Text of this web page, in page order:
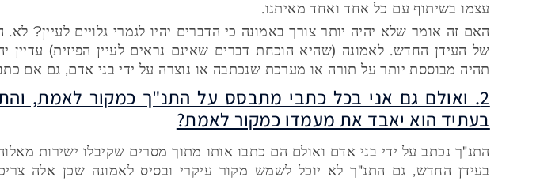
עצמו בשיתוף עם כל אחד ואחד מאיתנו.
האם זה אומר שלא יהיה יותר צורך באמונה כי הדברים יהיו לגמרי גלויים לעיין?
של העידן החדש. לאמונה (שהיא הוכחת דברים שאינם נראים לעיין הפיזית) עדיין
תהיה מבוססת יותר על תורה או מערכת שנכתבה או נוצרה על ידי בני אדם, גם אם
2. ואולם גם אני בכל כתבי מתבסס על התנ"ך כמקור לאמת,
בעתיד הוא יאבד את מעמדו כמקור לאמת?
התנ"ך נכתב על ידי בני אדם ואולם הם כתבו אותו מתוך מסרים שקיבלו ישירות
בעידן החדש, גם התנ"ך לא יוכל לשמש מקור עיקרי ובסיס לאמונה שכן אלה